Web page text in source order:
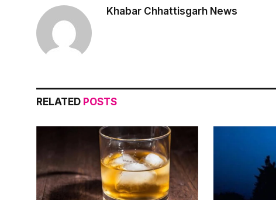
Khabar Chhattisgarh News
RELATED POSTS